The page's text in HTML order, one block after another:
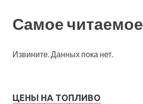
Самое читаемое
Извините. Данных пока нет.
ЦЕНЫ НА ТОПЛИВО